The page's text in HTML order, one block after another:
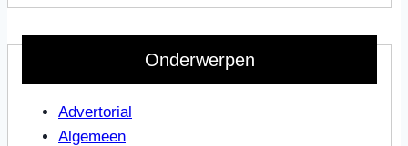
Onderwerpen
Advertorial
Algemeen